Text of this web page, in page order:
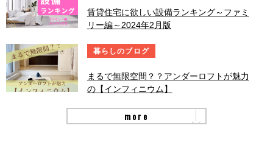
賃貸住宅に欲しい設備ランキング～ファミ
リー編～2024年2月版
暮らしのブログ
まるで無限空間？？アンダーロフトが魅力
の【インフィニウム】
more